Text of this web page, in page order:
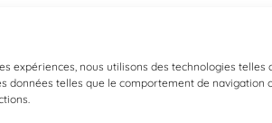
expériences, nous utilisons des technologies
données telles que le comportement de